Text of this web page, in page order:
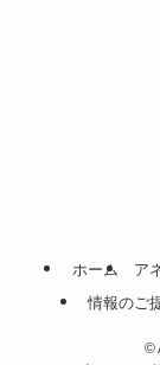
ホーム ア
情報のご
©